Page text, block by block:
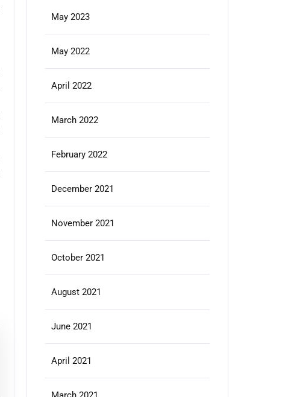
May 2023
May 2022
April 2022
March 2022
February 2022
December 2021
November 2021
October 2021
August 2021
June 2021
April 2021